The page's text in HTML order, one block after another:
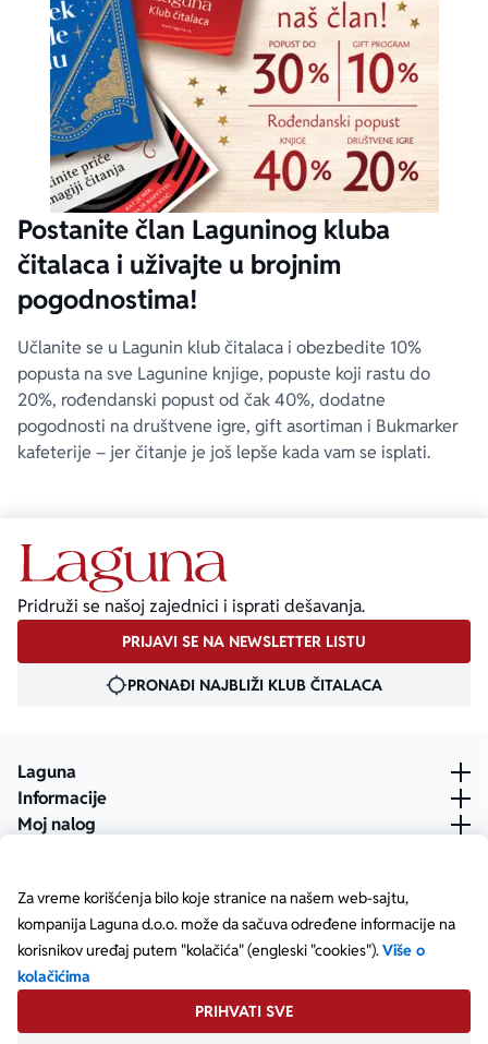
Za vreme korišćenja bilo koje stranice na našem web-sajtu,
kompanija Laguna d.o.o. može da sačuva određene informacije na
korisnikov uređaj putem "kolačića" (engleski "cookies").Više o
kolačićima
PRIHVATI SVE
Postanite član Laguninog kluba
čitalaca i uživajte u brojnim
pogodnostima!
Učlanite se u Lagunin klub čitalaca i obezbedite 10%
popusta na sve Lagunine knjige, popuste koji rastu do
20%, rođendanski popust od čak 40%, dodatne
pogodnosti na društvene igre, gift asortiman i Bukmarker
kafeterije – jer čitanje je još lepše kada vam se isplati.
Pridruži se našoj zajednici i isprati dešavanja.
PRIJAVI SE NA NEWSLETTER LISTU
PRONAĐI NAJBLIŽI KLUB ČITALACA
Laguna
Informacije
Moj nalog